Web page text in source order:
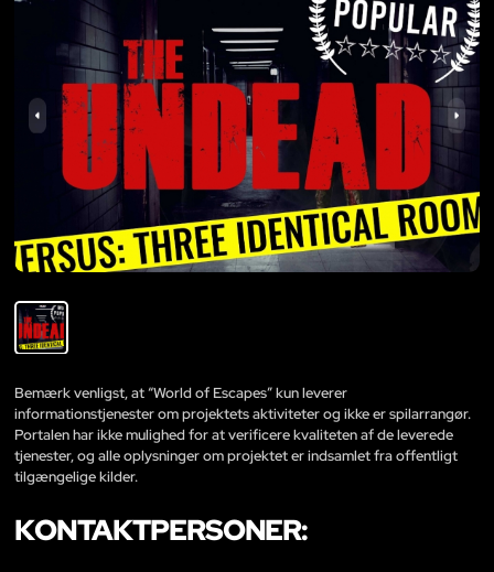
Bemærk venligst, at “World of Escapes” kun leverer
informationstjenester om projektets aktiviteter og ikke er spilarrangør.
Portalen har ikke mulighed for at verificere kvaliteten af de leverede
tjenester, og alle oplysninger om projektet er indsamlet fra offentligt
tilgængelige kilder.
KONTAKTPERSONER: